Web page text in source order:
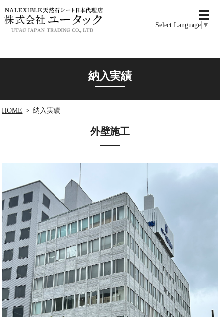
Select Language ▼
MENU
納入実績
HOME 納入実績
外壁施工